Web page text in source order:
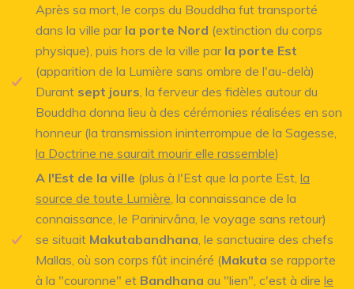
Après sa mort, le corps du Bouddha fut transporté
dans la ville par la porte Nord (extinction du corps
physique), puis hors de la ville par la porte Est
(apparition de la Lumière sans ombre de l'au-delà)
Durant sept jours , la ferveur des fidèles autour du
Bouddha donna lieu à des cérémonies réalisées en son
honneur (la transmission ininterrompue de la Sagesse,
la Doctrine ne saurait mourir elle rassemble)
A l'Est de la ville (plus à l'Est que la porte Est, la
source de toute Lumière , la connaissance de la
connaissance, le Parinirvâna, le voyage sans retour)
se situait Makutabandhana , le sanctuaire des chefs
Mallas, où son corps fût incinéré (Makuta se rapporte
à la "couronne" et Bandhana au "lien", c'est à dire le